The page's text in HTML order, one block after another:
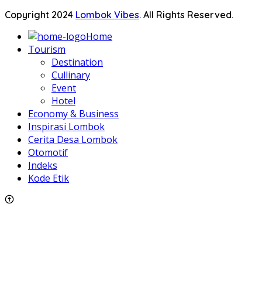
Copyright 2024 Lombok Vibes. All Rights Reserved.
Home
Tourism
Destination
Cullinary
Event
Hotel
Economy & Business
Inspirasi Lombok
Cerita Desa Lombok
Otomotif
Indeks
Kode Etik